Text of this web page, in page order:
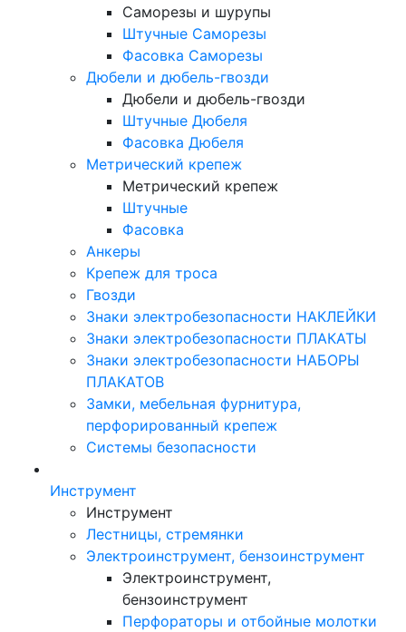
Саморезы и шурупы
Штучные Саморезы
Фасовка Саморезы
Дюбели и дюбель-гвозди
Дюбели и дюбель-гвозди
Штучные Дюбеля
Фасовка Дюбеля
Метрический крепеж
Метрический крепеж
Штучные
Фасовка
Анкеры
Крепеж для троса
Гвозди
Знаки электробезопасности НАКЛЕЙКИ
Знаки электробезопасности ПЛАКАТЫ
Знаки электробезопасности НАБОРЫ
ПЛАКАТОВ
Замки, мебельная фурнитура,
перфорированный крепеж
Системы безопасности
Инструмент
Инструмент
Лестницы, стремянки
Электроинструмент, бензоинструмент
Электроинструмент,
бензоинструмент
Перфораторы и отбойные молотки